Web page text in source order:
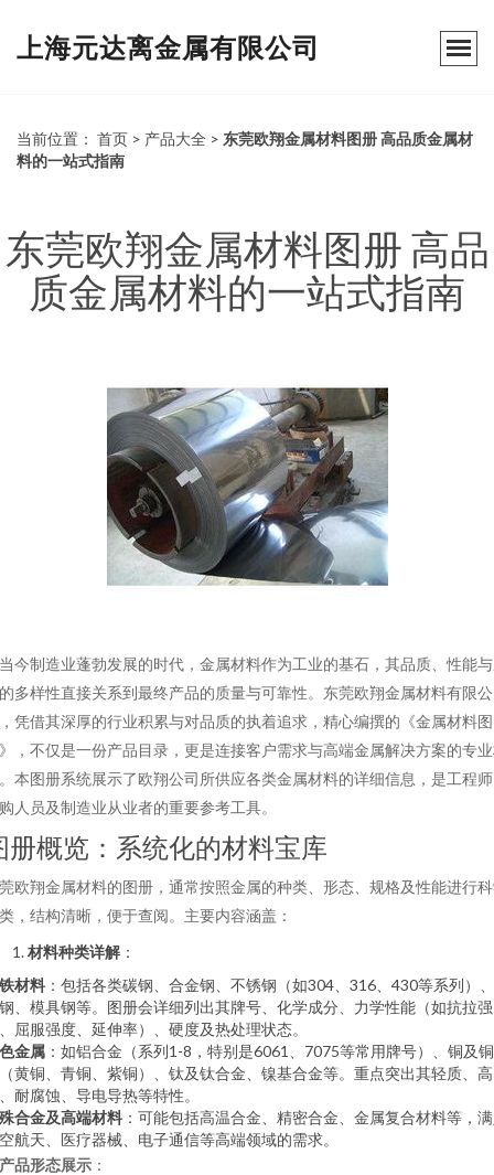
上海元达离金属有限公司
当前位置： 首页 > 产品大全 > 东莞欧翔金属材料图册 高品质金属材
料的一站式指南
东莞欧翔金属材料图册 高品
质金属材料的一站式指南
今制造业蓬勃发展的时代，金属材料作为工业的基石，其品质、性能
多样性直接关系到最终产品的质量与可靠性。东莞欧翔金属材料有限公
凭借其深厚的行业积累与对品质的执着追求，精心编撰的《金属材料图
，不仅是一份产品目录，更是连接客户需求与高端金属解决方案的专
本图册系统展示了欧翔公司所供应各类金属材料的详细信息，是工程
人员及制造业从业者的重要参考工具。
册概览：系统化的材料宝库
欧翔金属材料的图册，通常按照金属的种类、形态、规格及性能进行
，结构清晰，便于查阅。主要内容涵盖：
材料种类详解：
材料 ：包括各类碳钢、合金钢、不锈钢（如304、316、430等系列）
、模具钢等。图册会详细列出其牌号、化学成分、力学性能（如抗拉强
屈服强度、延伸率）、硬度及热处理状态。
金属 ：如铝合金（系列1-8，特别是6061、7075等常用牌号）、铜及
黄铜、青铜、紫铜）、钛及钛合金、镍基合金等。重点突出其轻质、高
耐腐蚀、导电导热等特性。
合金及高端材料 ：可能包括高温合金、精密合金、金属复合材料等，
航天、医疗器械、电子通信等高端领域的需求。
产品形态展示 ：